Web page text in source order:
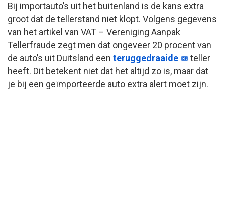
Bij importauto’s uit het buitenland is de kans extra
groot dat de tellerstand niet klopt. Volgens gegevens
van het artikel van VAT – Vereniging Aanpak
Tellerfraude zegt men dat ongeveer 20 procent van
de auto’s uit Duitsland een teruggedraaide
teller
heeft. Dit betekent niet dat het altijd zo is, maar dat
je bij een geïmporteerde auto extra alert moet zijn.